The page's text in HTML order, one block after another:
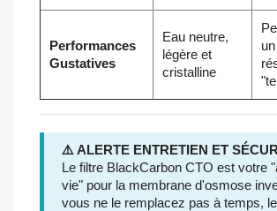
Performances
Gustatives
Eau neutre,
légère et
cristalline
⚠️ ALERTE ENTRETIEN ET
Le filtre BlackCarbon CTO est votre
vie" pour la membrane d'osmose
vous ne le remplacez pas à temps,